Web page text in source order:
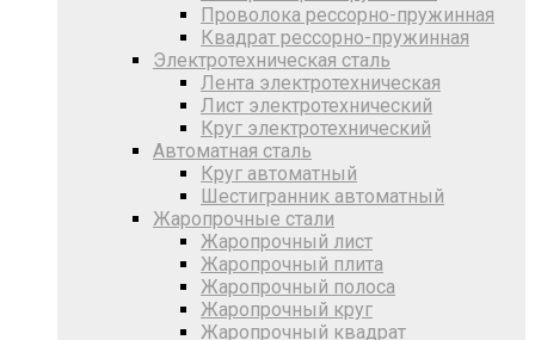
Проволока рессорно-пружинная
Квадрат рессорно-пружинная
Электротехническая сталь
Лента электротехническая
Лист электротехнический
Круг электротехнический
Автоматная сталь
Круг автоматный
Шестигранник автоматный
Жаропрочные стали
Жаропрочный лист
Жаропрочный плита
Жаропрочный полоса
Жаропрочный круг
Жаропрочный квадрат